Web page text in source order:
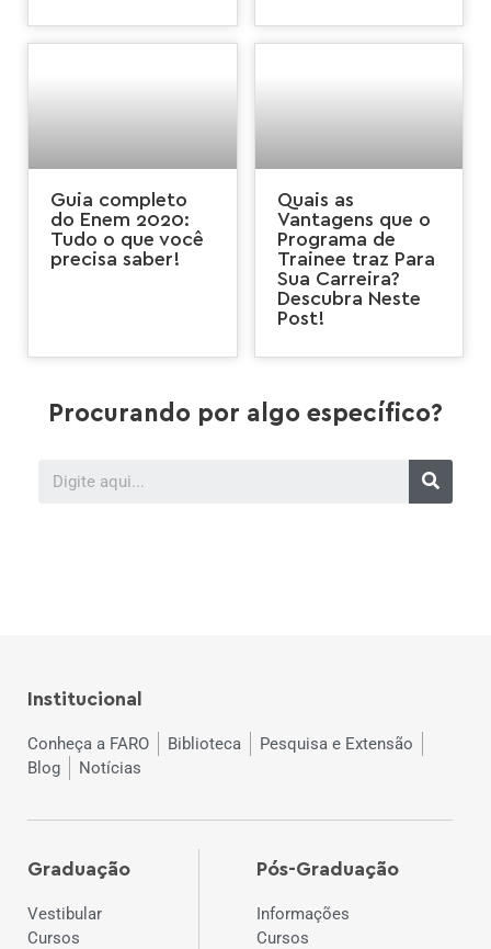
Guia completo
do Enem 2020:
Tudo o que você
precisa saber!
Quais as
Vantagens que o
Programa de
Trainee traz Para
Sua Carreira?
Descubra Neste
Post!
Procurando por algo específico?
Institucional
Conheça a FARO Biblioteca
Pesquisa e Extensão
Blog
Notícias
Graduação
Vestibular
Cursos
Pós-Graduação
Informações
Cursos